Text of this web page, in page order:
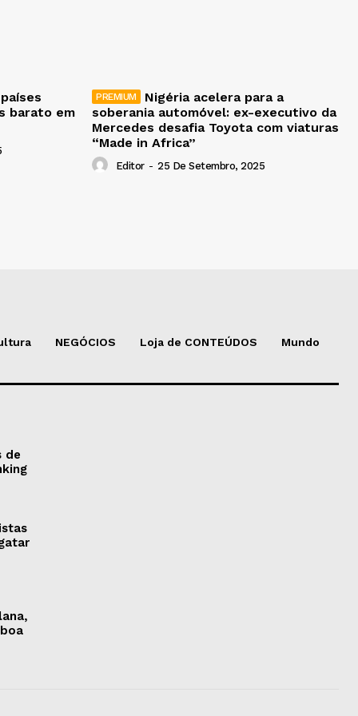
barato em
Nigéria acelera para a
soberania automóvel: ex-executivo da
Mercedes desafia Toyota com viaturas
“Made in Africa”
Editor - 25 De Setembro, 2025
NEGÓCIOS Loja de CONTEÚDOS Mundo
de